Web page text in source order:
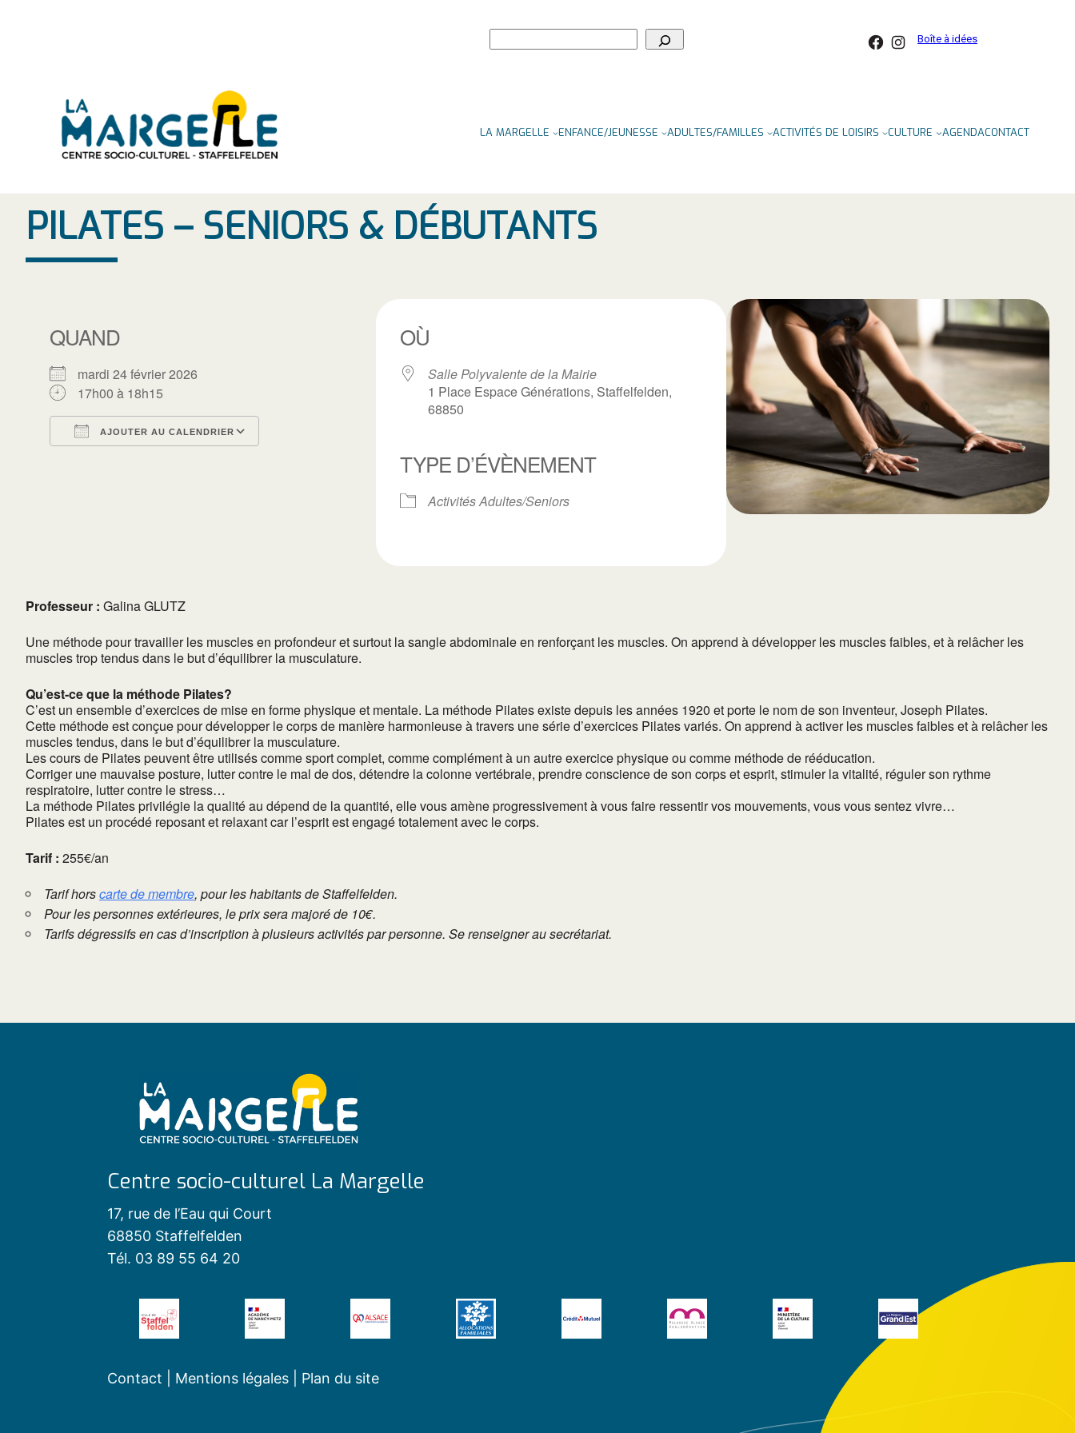
Facebook
Instagram
Boîte à idées
LA MARGELLE ENFANCE/JEUNESSE ADULTES/FAMILLES ACTIVITÉS DE LOISIRS CULTURE AGENDACONTACT
PILATES – SENIORS & DÉBUTANTS
QUAND
mardi 24 février 2026
17h00 à 18h15
AJOUTER AU CALENDRIER
iCalendar Outlook Live
OÙ
Salle Polyvalente de la Mairie
1 Place Espace Générations, Staffelfelden,
68850
TYPE D’ÉVÈNEMENT
Activités Adultes/Seniors
Professeur : Galina GLUTZ
Une méthode pour travailler les muscles en profondeur et surtout la sangle abdominale en renforçant les muscles. On apprend à développer les muscles faibles, et à relâcher les
muscles trop tendus dans le but d’équilibrer la musculature.
Qu’est-ce que la méthode Pilates?
C’est un ensemble d’exercices de mise en forme physique et mentale. La méthode Pilates existe depuis les années 1920 et porte le nom de son inventeur, Joseph Pilates.
Cette méthode est conçue pour développer le corps de manière harmonieuse à travers une série d’exercices Pilates variés. On apprend à activer les muscles faibles et à relâcher les
muscles tendus, dans le but d’équilibrer la musculature.
Les cours de Pilates peuvent être utilisés comme sport complet, comme complément à un autre exercice physique ou comme méthode de rééducation.
Corriger une mauvaise posture, lutter contre le mal de dos, détendre la colonne vertébrale, prendre conscience de son corps et esprit, stimuler la vitalité, réguler son rythme
respiratoire, lutter contre le stress…
La méthode Pilates privilégie la qualité au dépend de la quantité, elle vous amène progressivement à vous faire ressentir vos mouvements, vous vous sentez vivre…
Pilates est un procédé reposant et relaxant car l’esprit est engagé totalement avec le corps.
Tarif : 255€/an
Tarif horscarte de membre, pour les habitants de Staffelfelden.
Pour les personnes extérieures, le prix sera majoré de 10€.
Tarifs dégressifs en cas d’inscription à plusieurs activités par personne. Se renseigner au secrétariat.
Centre socio-culturel La Margelle
17, rue de l’Eau qui Court
68850 Staffelfelden
Tél. 03 89 55 64 20
Contact Mentions légales Plan du site